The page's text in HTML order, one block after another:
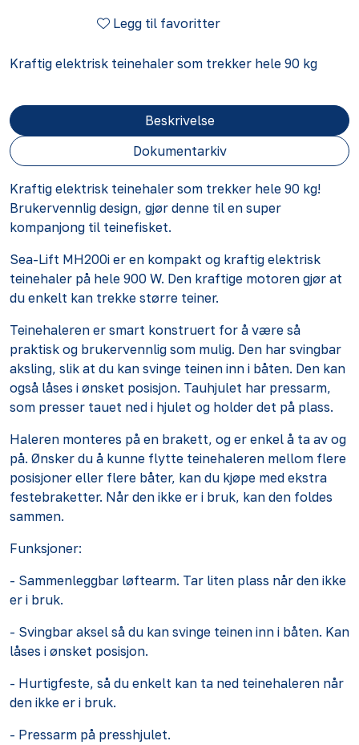
Legg til favoritter
Kraftig elektrisk teinehaler som trekker hele 90 kg
Beskrivelse
Dokumentarkiv
Kraftig elektrisk teinehaler som trekker hele 90 kg!
Brukervennlig design, gjør denne til en super
kompanjong til teinefisket.
Sea-Lift MH200i er en kompakt og kraftig elektrisk
teinehaler på hele 900 W. Den kraftige motoren gjør at
du enkelt kan trekke større teiner.
Teinehaleren er smart konstruert for å være så
praktisk og brukervennlig som mulig. Den har svingbar
aksling, slik at du kan svinge teinen inn i båten. Den kan
også låses i ønsket posisjon. Tauhjulet har pressarm,
som presser tauet ned i hjulet og holder det på plass.
Haleren monteres på en brakett, og er enkel å ta av og
på. Ønsker du å kunne flytte teinehaleren mellom flere
posisjoner eller flere båter, kan du kjøpe med ekstra
festebraketter. Når den ikke er i bruk, kan den foldes
sammen.
Funksjoner:
- Sammenleggbar løftearm. Tar liten plass når den ikke
er i bruk.
- Svingbar aksel så du kan svinge teinen inn i båten. Kan
låses i ønsket posisjon.
- Hurtigfeste, så du enkelt kan ta ned teinehaleren når
den ikke er i bruk.
- Pressarm på presshjulet.